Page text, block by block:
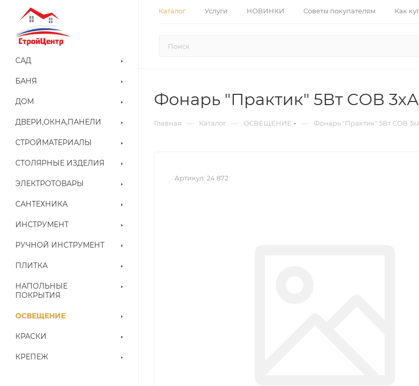
Каталог Услуги НОВИНКИ Советы покупателям Как
САД
БАНЯ
ДОМ
ДВЕРИ,ОКНА,ПАНЕЛИ
СТРОЙМАТЕРИАЛЫ
СТОЛЯРНЫЕ ИЗДЕЛИЯ
ЭЛЕКТРОТОВАРЫ
САНТЕХНИКА
ИНСТРУМЕНТ
РУЧНОЙ ИНСТРУМЕНТ
ПЛИТКА
НАПОЛЬНЫЕ
ПОКРЫТИЯ
ОСВЕЩЕНИЕ
КРАСКИ
КРЕПЕЖ
Фонарь "Практик" 5Вт СОВ
Главная — Каталог — ОСВЕЩЕНИЕ — Фонарь "Практик" 5Вт СОВ
Артикул: 24 872